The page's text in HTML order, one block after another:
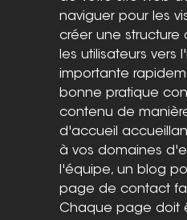
naviguer pour les
créer une structure
les utilisateurs vers
importante
bonne pratique
contenu de
d'accueil
à vos domaines
l'équipe, un blog
page de contact
Chaque page doit